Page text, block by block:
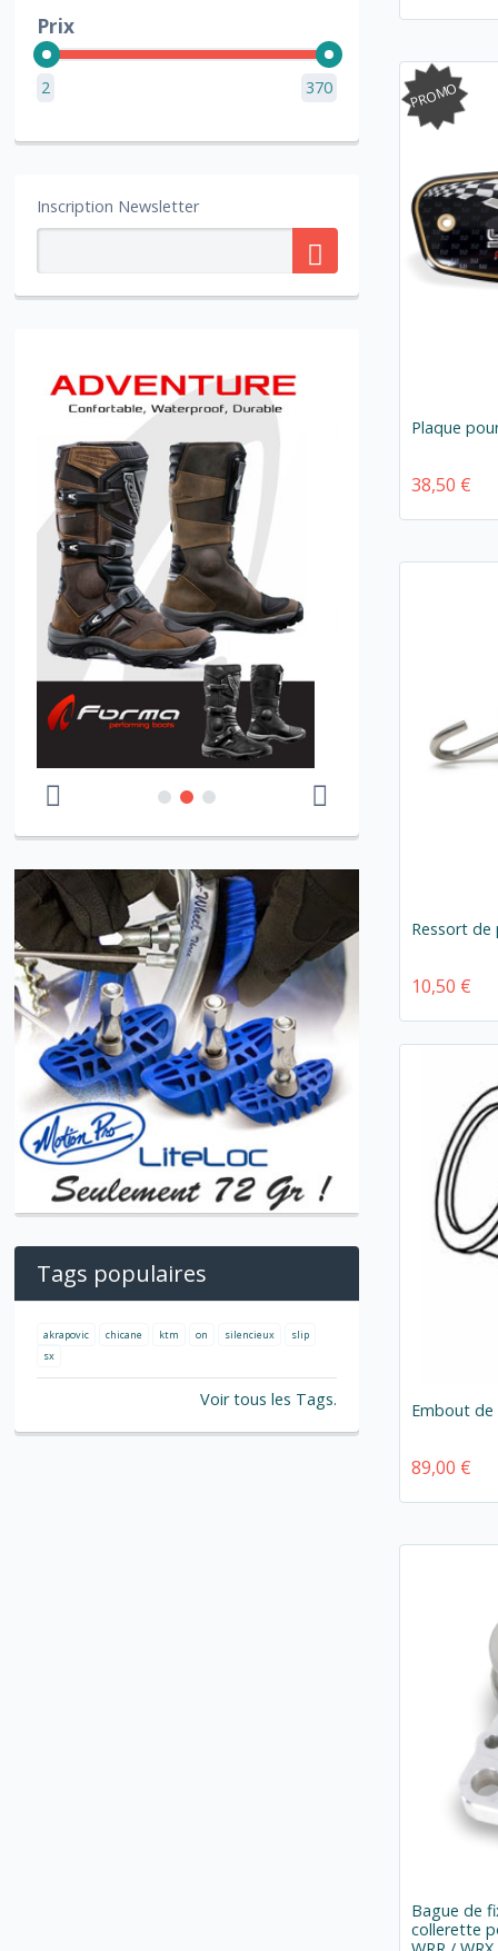
PROMO
Plaque
38,50 €
Ressort de
10,50 €
Embout de
89,00 €
Bague de
collerette
Prix
2 370
Inscription Newsletter
Tags populaires
akrapovic chicane ktm on silencieux
slip
sx
Voir tous les Tags.